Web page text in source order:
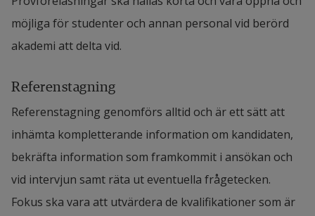
Status avseende högskolepedagogisk
Ange med stöd av kursbevis,
du har genomgången högskolepedagogisk
motsvarande erfarenhet förväntas vid en
magisteruppsatser samt andra vetenskaplig
Ansökan till amanuens
Personligt brev som anger varför du söker
anställningen, vad du hoppas kunna bidra
med och på vilket sätt dina erfarenheter och
förmågor motsvarar de kvalifikationer som
möjliga för studenter och annan personal vid berörd
akademi att delta vid.
Referenstagning
Referenstagning genomförs alltid och är ett sätt att
inhämta kompletterande information om kandidaten,
bekräfta information som framkommit i ansökan och
vid intervjun samt räta ut eventuella frågetecken.
Fokus ska vara att utvärdera de kvalifikationer som är